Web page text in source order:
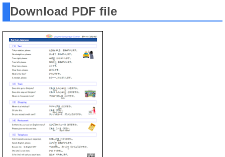
Download PDF file